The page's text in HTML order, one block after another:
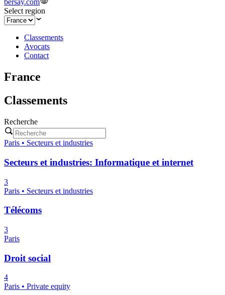
bersay.com
Select region
Classements
Avocats
Contact
France
Classements
Recherche
Paris • Secteurs et industries
Secteurs et industries: Informatique et internet
3
Paris • Secteurs et industries
Télécoms
3
Paris
Droit social
4
Paris • Private equity